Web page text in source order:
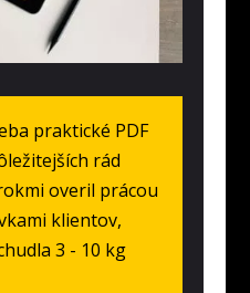
praktické PDF
rád
overil prácou
klientov,
3 - 10 kg